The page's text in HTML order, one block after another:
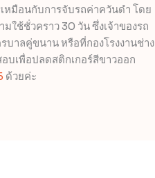
หมือนกับการจับรถค่าควันดำ โดย
ใช้ชั่วคราว 30 วัน ซึ่งเจ้าของรถ
าลคู่ขนาน หรือที่กองโรงงานช่าง
บเพื่อปลดสติกเกอร์สีขาวออก
ด้วยค่ะ